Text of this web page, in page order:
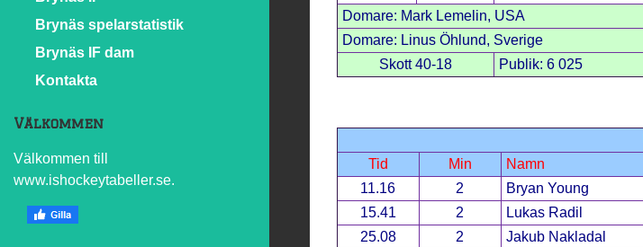
Brynäs spelarstatistik
Brynäs IF dam
Kontakta
Välkommen
Välkommen till
www.ishockeytabeller.se.
Domare: Mark Lemelin, USA
Domare: Linus Öhlund, Sverige
Skott 40-18
Publik: 6 025
Tid
Min Namn
11.16
2 Bryan Young
15.41
2 Lukas Radil
25.08
2 Jakub Nakladal